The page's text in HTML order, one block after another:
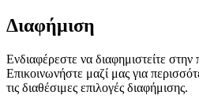
Διαφήμιση
Ενδιαφέρεστε να διαφημιστείτε
Επικοινωνήστε μαζί μας για
τις διαθέσιμες επιλογές διαφήμισης.